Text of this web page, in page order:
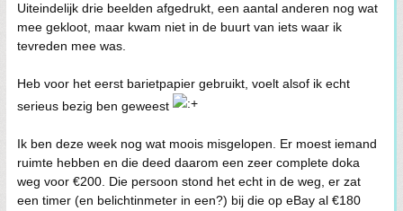
Uiteindelijk drie beelden afgedrukt, een aantal anderen nog wat
mee gekloot, maar kwam niet in de buurt van iets waar ik
tevreden mee was.
Heb voor het eerst barietpapier gebruikt, voelt alsof ik echt
serieus bezig ben geweest
Ik ben deze week nog wat moois misgelopen. Er moest iemand
ruimte hebben en die deed daarom een zeer complete doka
weg voor €200. Die persoon stond het echt in de weg, er zat
een timer (en belichtinmeter in een?) bij die op eBay al €180